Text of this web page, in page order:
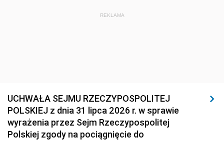
REKLAMA
UCHWAŁA SEJMU RZECZYPOSPOLITEJ
POLSKIEJ z dnia 31 lipca 2026 r. w sprawie
wyrażenia przez Sejm Rzeczypospolitej
Polskiej zgody na pociągnięcie do